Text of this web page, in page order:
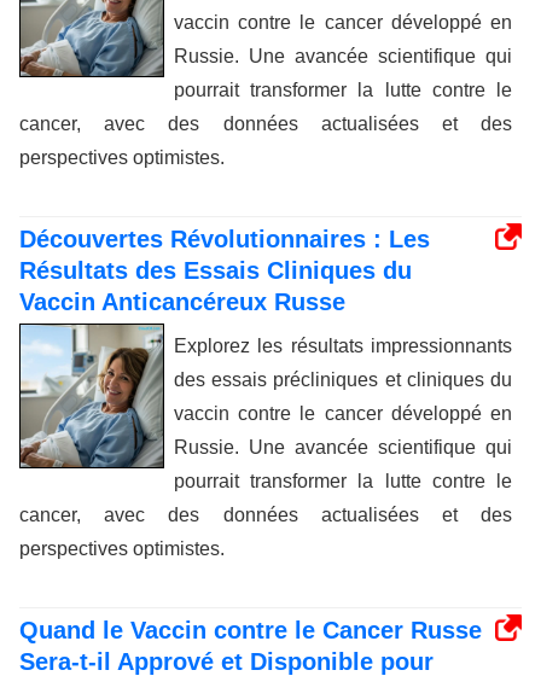
vaccin contre le cancer développé en
Russie. Une avancée scientifique qui
pourrait transformer la lutte contre le
cancer, avec des données actualisées et des
perspectives optimistes.
Découvertes Révolutionnaires : Les
Résultats des Essais Cliniques du
Vaccin Anticancéreux Russe
Explorez les résultats impressionnants
des essais précliniques et cliniques du
vaccin contre le cancer développé en
Russie. Une avancée scientifique qui
pourrait transformer la lutte contre le
cancer, avec des données actualisées et des
perspectives optimistes.
Quand le Vaccin contre le Cancer Russe
Sera-t-il Apprové et Disponible pour